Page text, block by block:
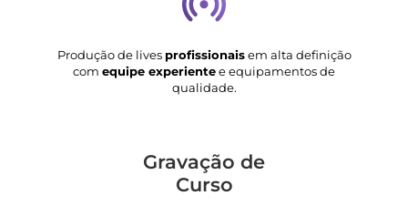
Produção de lives profissionaisem alta definição
com equipe experientee equipamentos de
qualidade.
Gravação de
Curso